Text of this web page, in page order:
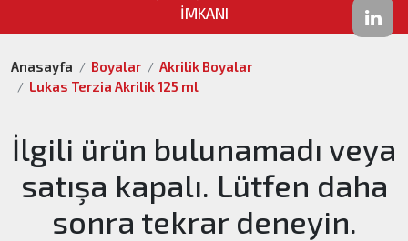
İMKANI
Anasayfa Boyalar
Akrilik Boyalar
Lukas Terzia Akrilik 125 ml
İlgili ürün bulunamadı veya
satışa kapalı. Lütfen daha
sonra tekrar deneyin.